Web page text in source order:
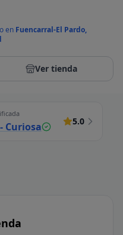
en Fuencarral-El Pardo,
Ver tienda
Curiosa 5.0